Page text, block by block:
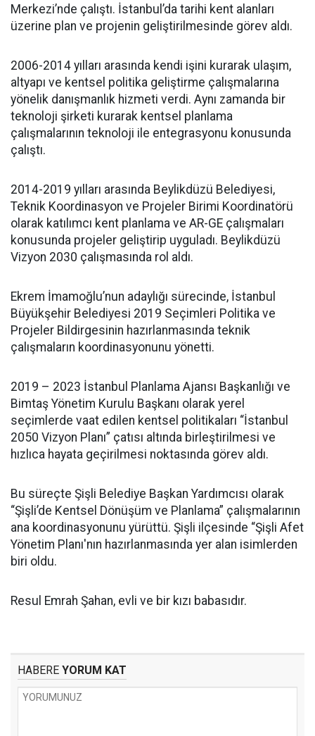
Merkezi’nde çalıştı. İstanbul’da tarihi kent alanları
üzerine plan ve projenin geliştirilmesinde görev aldı.
2006-2014 yılları arasında kendi işini kurarak ulaşım,
altyapı ve kentsel politika geliştirme çalışmalarına
yönelik danışmanlık hizmeti verdi. Aynı zamanda bir
teknoloji şirketi kurarak kentsel planlama
çalışmalarının teknoloji ile entegrasyonu konusunda
çalıştı.
2014-2019 yılları arasında Beylikdüzü Belediyesi,
Teknik Koordinasyon ve Projeler Birimi Koordinatörü
olarak katılımcı kent planlama ve AR-GE çalışmaları
konusunda projeler geliştirip uyguladı. Beylikdüzü
Vizyon 2030 çalışmasında rol aldı.
Ekrem İmamoğlu’nun adaylığı sürecinde, İstanbul
Büyükşehir Belediyesi 2019 Seçimleri Politika ve
Projeler Bildirgesinin hazırlanmasında teknik
çalışmaların koordinasyonunu yönetti.
2019 – 2023 İstanbul Planlama Ajansı Başkanlığı ve
Bimtaş Yönetim Kurulu Başkanı olarak yerel
seçimlerde vaat edilen kentsel politikaları “İstanbul
2050 Vizyon Planı” çatısı altında birleştirilmesi ve
hızlıca hayata geçirilmesi noktasında görev aldı.
Bu süreçte Şişli Belediye Başkan Yardımcısı olarak
“Şişli’de Kentsel Dönüşüm ve Planlama” çalışmalarının
ana koordinasyonunu yürüttü. Şişli ilçesinde “Şişli Afet
Yönetim Planı'nın hazırlanmasında yer alan isimlerden
biri oldu.
Resul Emrah Şahan, evli ve bir kızı babasıdır.
HABERE YORUM KAT